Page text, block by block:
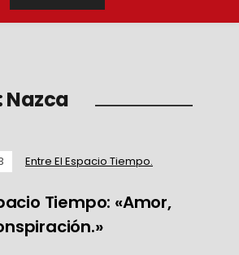
Nazca
Entre El Espacio Tiempo.
Tiempo: «Amor,